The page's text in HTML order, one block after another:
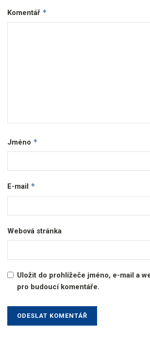
Komentář *
Jméno *
E-mail *
Webová stránka
Uložit do prohlížeče jméno, e-mail a
pro budoucí komentáře.